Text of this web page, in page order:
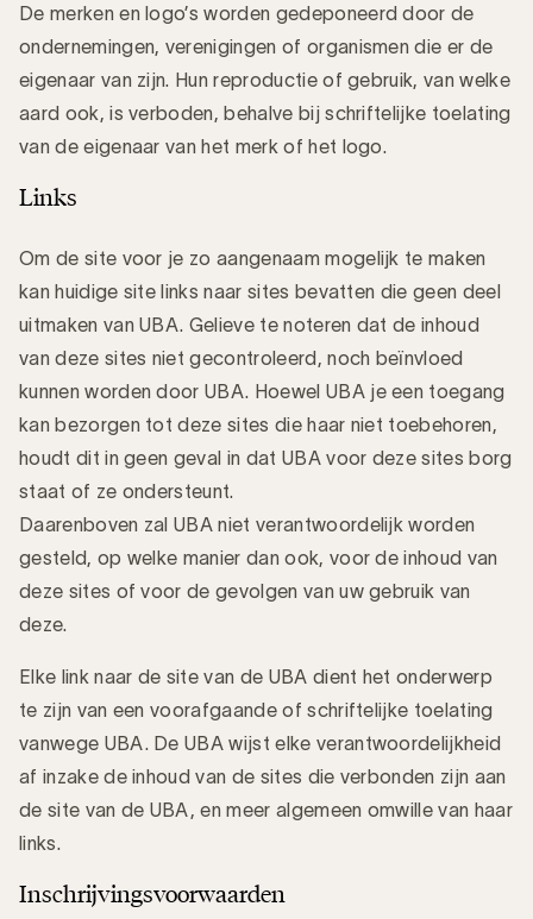
De merken en logo’s worden gedeponeerd door de
ondernemingen, verenigingen of organismen die er de
eigenaar van zijn. Hun reproductie of gebruik, van welke
aard ook, is verboden, behalve bij schriftelijke toelating
van de eigenaar van het merk of het logo.
Links
Om de site voor je zo aangenaam mogelijk te maken
kan huidige site links naar sites bevatten die geen deel
uitmaken van UBA. Gelieve te noteren dat de inhoud
van deze sites niet gecontroleerd, noch beïnvloed
kunnen worden door UBA. Hoewel UBA je een toegang
kan bezorgen tot deze sites die haar niet toebehoren,
houdt dit in geen geval in dat UBA voor deze sites borg
staat of ze ondersteunt.
Daarenboven zal UBA niet verantwoordelijk worden
gesteld, op welke manier dan ook, voor de inhoud van
deze sites of voor de gevolgen van uw gebruik van
deze.
Elke link naar de site van de UBA dient het onderwerp
te zijn van een voorafgaande of schriftelijke toelating
vanwege UBA. De UBA wijst elke verantwoordelijkheid
af inzake de inhoud van de sites die verbonden zijn aan
de site van de UBA, en meer algemeen omwille van haar
links.
Inschrijvingsvoorwaarden